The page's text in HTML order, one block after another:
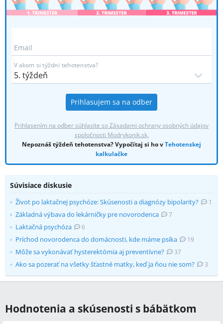
Email
V akom si týždni tehotenstva?
Prihlasujem sa na odber
Prihlasením na odber súhlasíte so Zásadami ochrany osobných údajov
spoločnosti Modrykonik.sk.
Nepoznáš týždeň tehotenstva? Vypočítaj si ho vTehotenskej
kalkulačke
Súvisiace diskusie
Život po laktačnej psychóze: Skúsenosti a diagnózy bipolarity? 1
Základná výbava do lekárničky pre novorodenca 7
Laktačná psychóza 6
Príchod novorodenca do domácnosti, kde máme psíka 19
Môže sa vykonávať hysterektómia aj preventívne? 37
Ako sa pozerať na všetky šťastné matky, keď ja ňou nie som? 3
Hodnotenia a skúsenosti s bábätkom